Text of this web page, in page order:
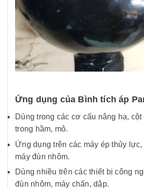
Ứng dụng của Bình tích áp
Dùng trong các cơ cấu nâng hạ,
trong hầm, mỏ.
Ứng dụng trên các máy ép thủy lực,
máy đùn nhôm.
Dùng nhiều trên các thiết bị công
đùn nhôm, máy chấn, dập.